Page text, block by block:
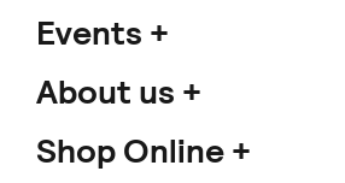
Events
About us
Shop Online